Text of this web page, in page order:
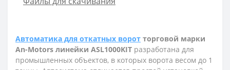
Автоматика для откатных ворот торговой марки
An-Motors линейки ASL1000KIT разработана для
промышленных объектов, в которых ворота весом до 1